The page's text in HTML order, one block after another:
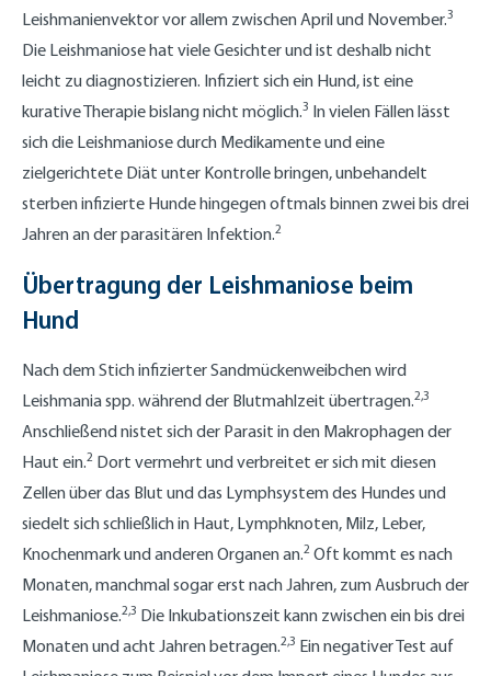
Leishmanienvektor vor allem zwischen April und November.3
Die Leishmaniose hat viele Gesichter und ist deshalb nicht
leicht zu diagnostizieren. Infiziert sich ein Hund, ist eine
kurative Therapie bislang nicht möglich.3 In vielen Fällen lässt
sich die Leishmaniose durch Medikamente und eine
zielgerichtete Diät unter Kontrolle bringen, unbehandelt
sterben infizierte Hunde hingegen oftmals binnen zwei bis drei
Jahren an der parasitären Infektion.2
Übertragung der Leishmaniose beim
Hund
Nach dem Stich infizierter Sandmückenweibchen wird
Leishmania spp. während der Blutmahlzeit übertragen.2,3
Anschließend nistet sich der Parasit in den Makrophagen der
Haut ein.2 Dort vermehrt und verbreitet er sich mit diesen
Zellen über das Blut und das Lymphsystem des Hundes und
siedelt sich schließlich in Haut, Lymphknoten, Milz, Leber,
Knochenmark und anderen Organen an.2 Oft kommt es nach
Monaten, manchmal sogar erst nach Jahren, zum Ausbruch der
Leishmaniose.2,3 Die Inkubationszeit kann zwischen ein bis drei
Monaten und acht Jahren betragen.2,3 Ein negativer Test auf